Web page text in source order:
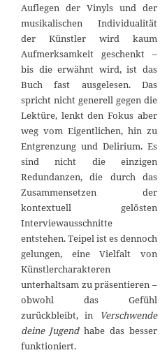
Auflegen der Vinyls und der
musikalischen Individualität
der Künstler wird kaum
Aufmerksamkeit geschenkt –
bis die erwähnt wird, ist das
Buch fast ausgelesen. Das
spricht nicht generell gegen die
Lektüre, lenkt den Fokus aber
weg vom Eigentlichen, hin zu
Entgrenzung und Delirium. Es
sind nicht die einzigen
Redundanzen, die durch das
Zusammensetzen der
kontextuell gelösten
Interviewausschnitte
entstehen. Teipel ist es dennoch
gelungen, eine Vielfalt von
Künstlercharakteren
unterhaltsam zu präsentieren –
obwohl das Gefühl
zurückbleibt, in
Verschwende
deine Jugendhabe das besser
funktioniert.